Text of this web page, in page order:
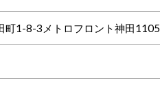
1-8-3メトロフロント神田1105